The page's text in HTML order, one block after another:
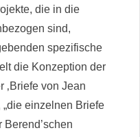
die in die
sind,
spezifische
die Konzeption der
‚Briefe von Jean
„die einzelnen Briefe